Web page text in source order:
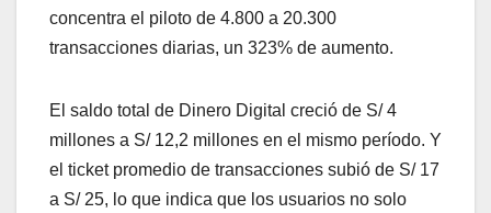
concentra el piloto de 4.800 a 20.300
transacciones diarias, un 323% de aumento.
El saldo total de Dinero Digital creció de S/ 4
millones a S/ 12,2 millones en el mismo período. Y
el ticket promedio de transacciones subió de S/ 17
a S/ 25, lo que indica que los usuarios no solo